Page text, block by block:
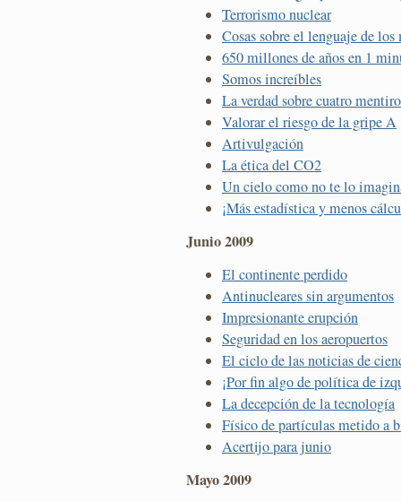
Terrorismo nuclear
Cosas sobre el lenguaje de
650 millones de años en 1
Somos increíbles
La verdad sobre cuatro
Valorar el riesgo de la gripe A
Artivulgación
La ética del CO2
Un cielo como no te lo
¡Más estadística y menos
Junio 2009
El continente perdido
Antinucleares sin argumentos
Impresionante erupción
Seguridad en los aeropuertos
El ciclo de las noticias de
¡Por fin algo de política de
La decepción de la tecnología
Físico de partículas metido a
Acertijo para junio
Mayo 2009